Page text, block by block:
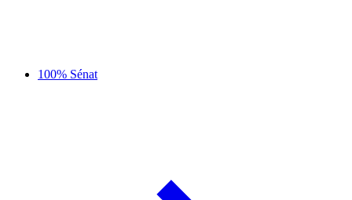
100% Sénat